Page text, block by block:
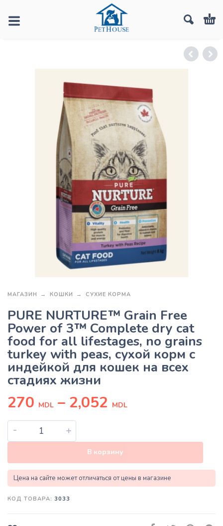
МАГАЗИН КОШКИ СУХИЕ КОРМА
PURE NURTURE™ Grain Free
Power of 3™ Complete dry cat
food for all lifestages, no grains
turkey with peas, сухой корм с
индейкой для кошек на всех
стадиях жизни
270 MDL – 2,052 MDL
- +
В корзину
Цена на сайте может отличаться от цены в магазине
КОД ТОВАРА: 3033